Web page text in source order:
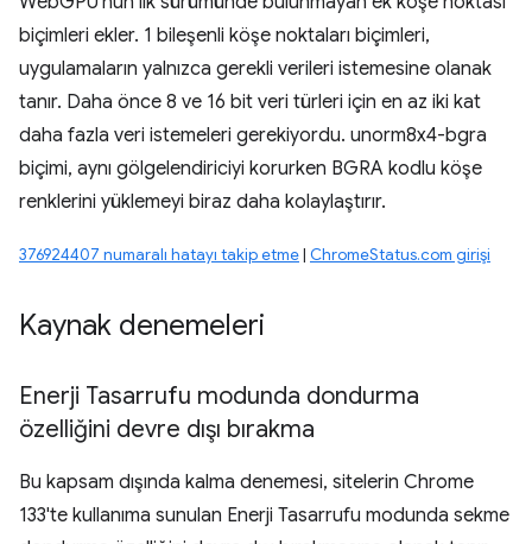
biçimleri ekler. 1 bileşenli köşe noktaları biçimleri,
uygulamaların yalnızca gerekli verileri istemesine olanak
tanır. Daha önce 8 ve 16 bit veri türleri için en az iki kat
daha fazla veri istemeleri gerekiyordu. unorm8x4-bgra
biçimi, aynı gölgelendiriciyi korurken BGRA kodlu köşe
renklerini yüklemeyi biraz daha kolaylaştırır.
376924407 numaralı hatayı takip etme| ChromeStatus.com girişi
Kaynak denemeleri
Enerji Tasarrufu modunda dondurma
özelliğini devre dışı bırakma
Bu kapsam dışında kalma denemesi, sitelerin Chrome
133'te kullanıma sunulan Enerji Tasarrufu modunda sekme